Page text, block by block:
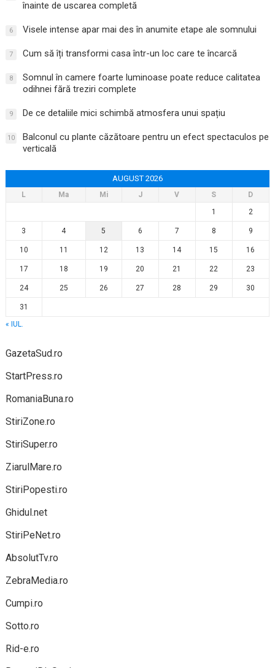
înainte de uscarea completă
6 Visele intense apar mai des în anumite etape ale somnului
7 Cum să îți transformi casa într-un loc care te încarcă
8
Somnul în camere foarte luminoase poate reduce calitatea
odihnei fără treziri complete
9 De ce detaliile mici schimbă atmosfera unui spațiu
10
Balconul cu plante căzătoare pentru un efect spectaculos pe
verticală
AUGUST 2026
L Ma Mi J V S
D
1
2
3 4 5 6 7 8 9
10 11 12 13 14 15 16
17 18 19 20 21 22 23
24 25 26 27 28 29 30
31
« IUL.
GazetaSud.ro
StartPress.ro
RomaniaBuna.ro
StiriZone.ro
StiriSuper.ro
ZiarulMare.ro
StiriPopesti.ro
Ghidul.net
StiriPeNet.ro
AbsolutTv.ro
ZebraMedia.ro
Cumpi.ro
Sotto.ro
Rid-e.ro